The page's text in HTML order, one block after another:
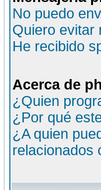
No puedo
Quiero evitar
He recibido
Acerca de
¿Quien
¿Por qué
¿A quien
relacionados